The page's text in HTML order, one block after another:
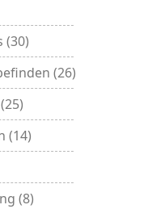
(30)
(26)
(25)
(14)
(8)